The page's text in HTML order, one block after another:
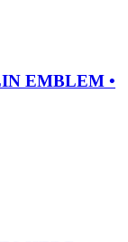
EMBLEM •